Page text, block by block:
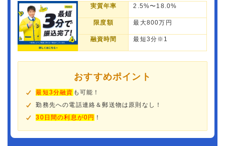
実質年率 2.5%〜18.0%
限度額 最大800万円
融資時間 最短3分※1
おすすめポイント
最短3分融資 も可能！
勤務先への電話連絡＆郵送物は原則なし！
30日間の利息が0円 ！